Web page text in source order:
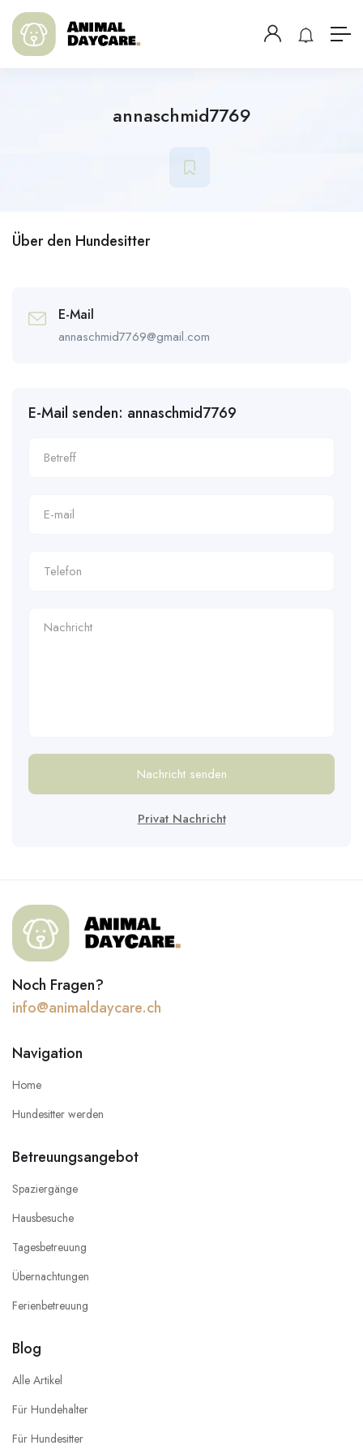
annaschmid7769
Über den Hundesitter
E-Mail
annaschmid7769@gmail.com
E-Mail senden: annaschmid7769
Nachricht senden
Privat Nachricht
Noch Fragen?
info@animaldaycare.ch
Navigation
Home
Hundesitter werden
Betreuungsangebot
Spaziergänge
Hausbesuche
Tagesbetreuung
Übernachtungen
Ferienbetreuung
Blog
Alle Artikel
Für Hundehalter
Für Hundesitter